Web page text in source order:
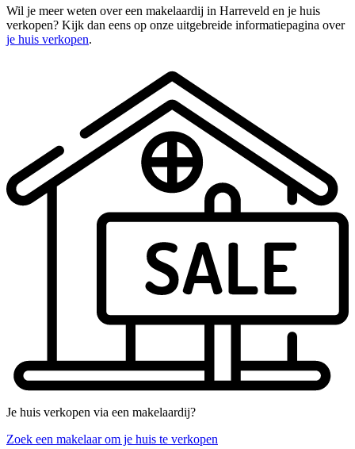
Wil je meer weten over een makelaardij in Harreveld en je huis
verkopen? Kijk dan eens op onze uitgebreide informatiepagina over
je huis verkopen.
Je huis verkopen via een makelaardij?
Zoek een makelaar om je huis te verkopen